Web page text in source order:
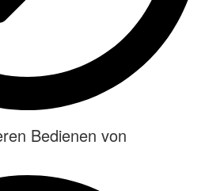
Bedienen von